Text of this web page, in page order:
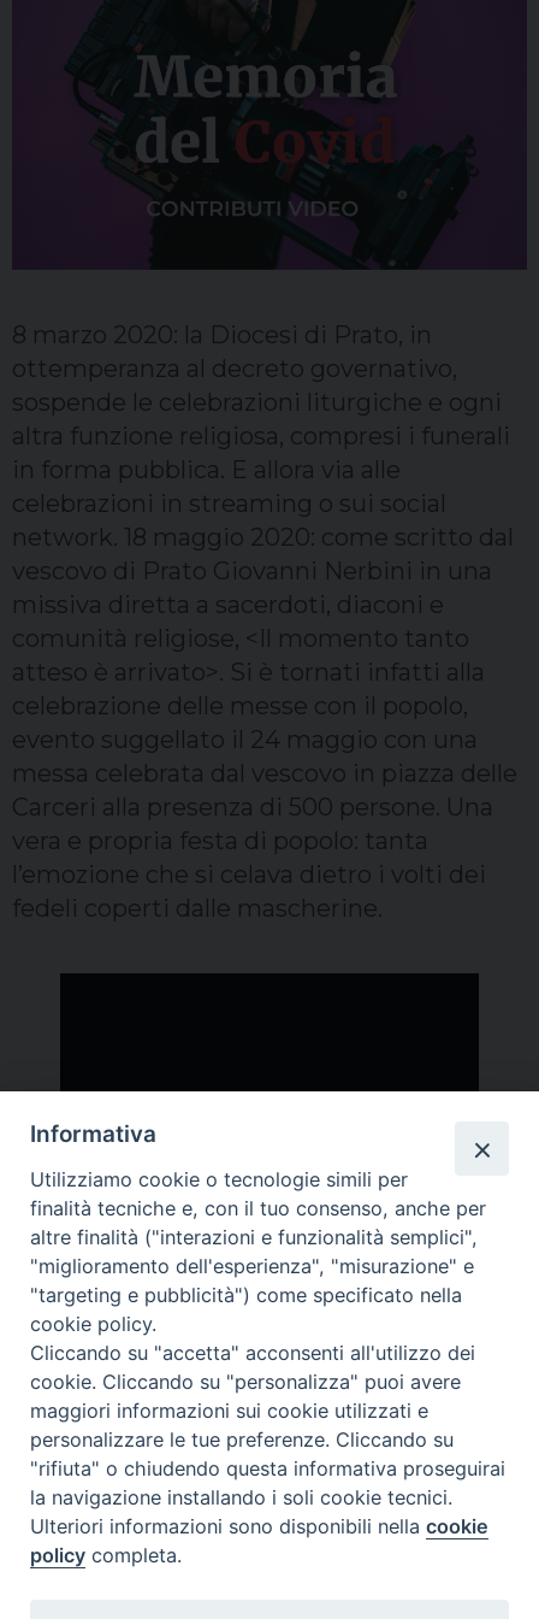
Sacerdoti
Scuola
Terzo mondo
8 marzo 2020: la Diocesi di Prato, in
ottemperanza al decreto governativo,
sospende le celebrazioni liturgiche e ogni
altra funzione religiosa, compresi i funerali
in forma pubblica. E allora via alle
celebrazioni in streaming o sui social
network. 18 maggio 2020: come scritto dal
vescovo di Prato Giovanni Nerbini in una
missiva diretta a sacerdoti, diaconi e
comunità religiose, <Il momento tanto
atteso è arrivato>. Si è tornati infatti alla
celebrazione delle messe con il popolo,
evento suggellato il 24 maggio con una
messa celebrata dal vescovo in piazza delle
Carceri alla presenza di 500 persone. Una
vera e propria festa di popolo: tanta
l’emozione che si celava dietro i volti dei
fedeli coperti dalle mascherine.
Sacerdoti Prato
— TV PRATO
Memoria delCovid ©2020
Privacy Policy
Informativa
Utilizziamo cookie o tecnologie simili per
finalità tecniche e, con il tuo consenso, anche per
altre finalità ("interazioni e funzionalità semplici",
"miglioramento dell'esperienza", "misurazione" e
"targeting e pubblicità") come specificato nella
cookie policy.
Cliccando su "accetta" acconsenti all'utilizzo dei
cookie. Cliccando su "personalizza" puoi avere
maggiori informazioni sui cookie utilizzati e
personalizzare le tue preferenze. Cliccando su
"rifiuta" o chiudendo questa informativa proseguirai
la navigazione installando i soli cookie tecnici.
Ulteriori informazioni sono disponibili nellacookie
policy completa.